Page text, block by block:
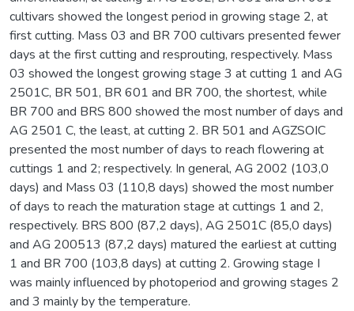
cultivars showed the longest period in growing stage 2, at
first cutting. Mass 03 and BR 700 cultivars presented fewer
days at the first cutting and resprouting, respectively. Mass
03 showed the longest growing stage 3 at cutting 1 and AG
2501C, BR 501, BR 601 and BR 700, the shortest, while
BR 700 and BRS 800 showed the most number of days and
AG 2501 C, the least, at cutting 2. BR 501 and AGZSOIC
presented the most number of days to reach flowering at
cuttings 1 and 2; respectively. In general, AG 2002 (103,0
days) and Mass 03 (110,8 days) showed the most number
of days to reach the maturation stage at cuttings 1 and 2,
respectively. BRS 800 (87,2 days), AG 2501C (85,0 days)
and AG 200513 (87,2 days) matured the earliest at cutting
1 and BR 700 (103,8 days) at cutting 2. Growing stage I
was mainly influenced by photoperiod and growing stages 2
and 3 mainly by the temperature.